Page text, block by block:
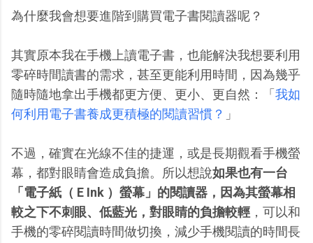
為什麼我會想要進階到購買電子書閱讀器呢？
其實原本我在手機上讀電子書，也能解決我想要利用
零碎時間讀書的需求，甚至更能利用時間，因為幾乎
隨時隨地拿出手機都更方便、更小、更自然：「 我如
何利用電子書養成更積極的閱讀習慣？ 」
不過，確實在光線不佳的捷運，或是長期觀看手機螢
幕，都對眼睛會造成負擔。所以想說如果也有一台
「電子紙（ E Ink ）螢幕」的閱讀器，因為其螢幕相
較之下不刺眼、低藍光，對眼睛的負擔較輕 ，可以和
手機的零碎閱讀時間做切換，減少手機閱讀的時間長